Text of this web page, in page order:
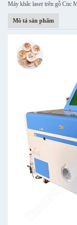
Máy khắc laser trên gỗ Cnc
Mô tả sản phẩm